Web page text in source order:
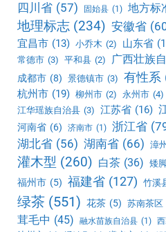
四川省 (57) 固始县 (1) 地方标
地理标志 (234) 安徽省
宜昌市 (13) 小乔木 (2) 山东省
常德市 (3) 平和县 (2) 广西壮族
成都市 (8) 景德镇市 (3) 有性系
杭州市 (19) 柳州市 (2) 永州市 (4)
江华瑶族自治县 (3) 江苏省 (16)
河南省 (6) 济南市 (1) 浙江省
湖北省 (56) 湖南省 (66) 漳
灌木型 (260) 白茶 (36) 矮
福州市 (5) 福建省 (127) 竹溪
绿茶 (551) 花茶 (5) 苏南茶区
茸毛中 (45) 融水苗族自治县 (1)